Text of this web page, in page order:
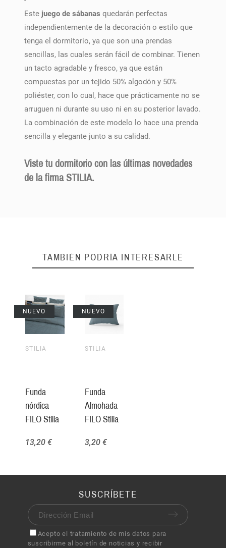
Este juego de sábanas quedarán perfectas
independientemente de la decoración o estilo que
tenga el dormitorio, ya que son una prendas
sencillas, las cuales serán fácil de combinar. Tienen
un tacto agradable y fresco, ya que están
compuestas por un tejido 50% algodón y 50%
poliéster, con lo cual, hace que prácticamente no se
arruguen ni durante su uso ni en su posterior lavado.
La combinación de este modelo lo hace una prenda
sencilla y elegante junto a su calidad.
Viste tu dormitorio con las últimas novedades
de la firma STILIA.
TAMBIÉN PODRÍA INTERESARLE
STILIA
Funda
nórdica
FILO Stilia
13,20 €
NUEVO
STILIA
Funda
Almohada
FILO Stilia
3,20 €
NUEVO
SUSCRÍBETE
Acepto el tratamiento de mis datos para
suscribirme al boletín de noticias y recibir